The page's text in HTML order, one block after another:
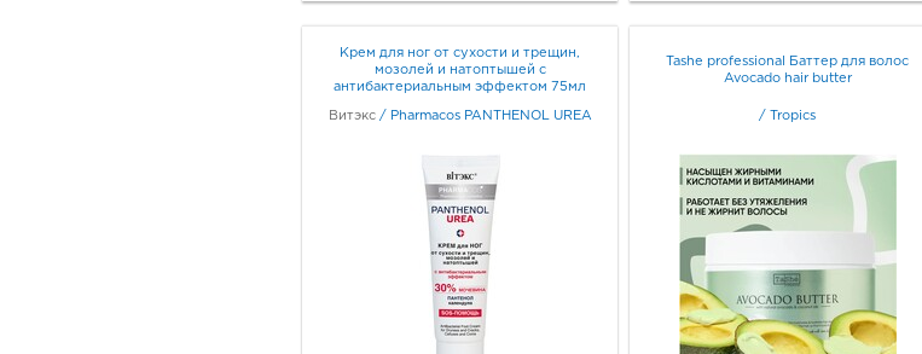
Крем для ног от сухости и трещин,
мозолей и натоптышей с
антибактериальным эффектом 75мл
Витэкс / Pharmacos PANTHENOL UREA
Tashe professional Баттер для волос
Avocado hair butter
/ Tropics